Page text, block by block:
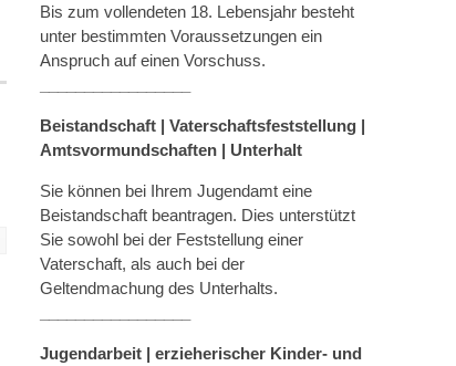
Bis zum vollendeten 18. Lebensjahr besteht
unter bestimmten Voraussetzungen ein
Anspruch auf einen Vorschuss.
Beistandschaft | Vaterschaftsfeststellung |
Amtsvormundschaften | Unterhalt
Sie können bei Ihrem Jugendamt eine
Beistandschaft beantragen. Dies unterstützt
Sie sowohl bei der Feststellung einer
Vaterschaft, als auch bei der
Geltendmachung des Unterhalts.
Jugendarbeit | erzieherischer Kinder- und